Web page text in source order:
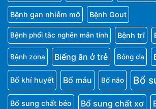
Bệnh gan nhiễm mỡ Bệnh Gout
Bệnh phổi tắc nghẽn mãn tính Bệnh trĩ
Bệnh zona Biếng ăn ở trẻ Bỏng da
Bổ khí huyết Bổ máu Bổ não Bổ
Bổ sung chất béo Bổ sung chất xơ